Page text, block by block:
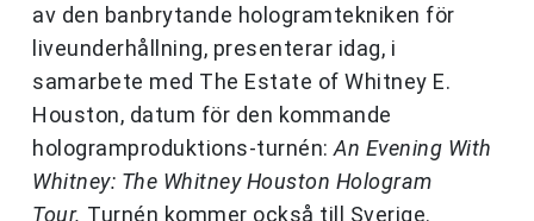
av den banbrytande hologramtekniken för
liveunderhållning, presenterar idag, i
samarbete med The Estate of Whitney E.
Houston, datum för den kommande
hologramproduktions-turnén: An Evening With
Whitney: The Whitney Houston Hologram
Tour. Turnén kommer också till Sverige.